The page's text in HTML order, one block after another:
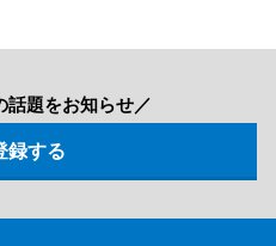
話題をお知らせ／